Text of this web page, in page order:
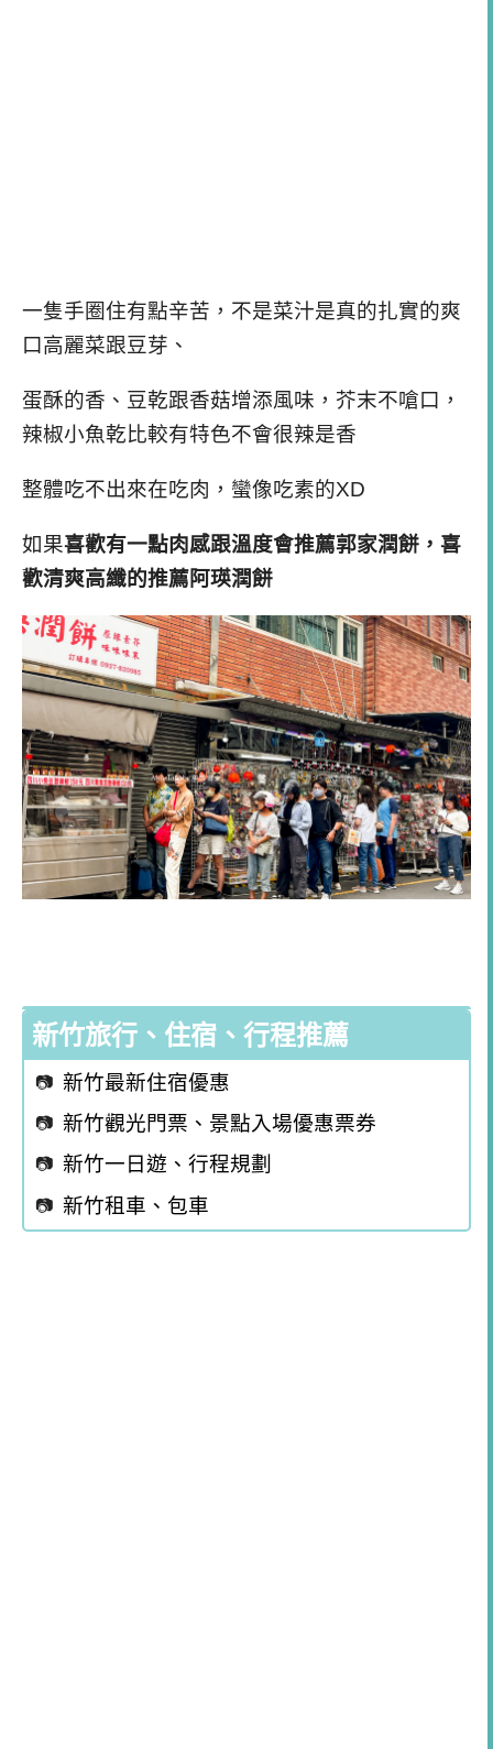
一隻手圈住有點辛苦，不是菜汁是真的扎實的爽
口高麗菜跟豆芽、
蛋酥的香、豆乾跟香菇增添風味，芥末不嗆口，
辣椒小魚乾比較有特色不會很辣是香
整體吃不出來在吃肉，蠻像吃素的XD
如果喜歡有一點肉感跟溫度會推薦郭家潤餅，喜
歡清爽高纖的推薦阿瑛潤餅
新竹旅行、住宿、行程推薦
新竹最新住宿優惠
新竹觀光門票、景點入場優惠票券
新竹一日遊、行程規劃
新竹租車、包車